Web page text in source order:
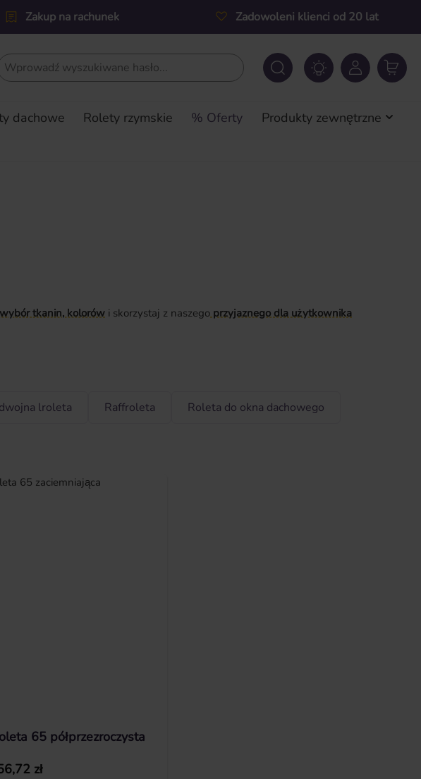
Zakup na rachunek Zadowoleni klienci od 20 lat
dachowe Rolety rzymskie % Oferty
Produkty zewnętrzne
tkanin, kolorów i skorzystaj z naszegoprzyjaznego dla użytkownika
lroleta Raffroleta Roleta do okna dachowego
65 półprzezroczysta
zł